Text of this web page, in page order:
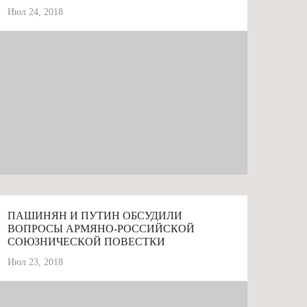
Июл 24, 2018
# АРМЕНИЯ
ПАШИНЯН И ПУТИН ОБСУДИЛИ
ВОПРОСЫ АРМЯНО-РОССИЙСКОЙ
СОЮЗНИЧЕСКОЙ ПОВЕСТКИ
Июл 23, 2018